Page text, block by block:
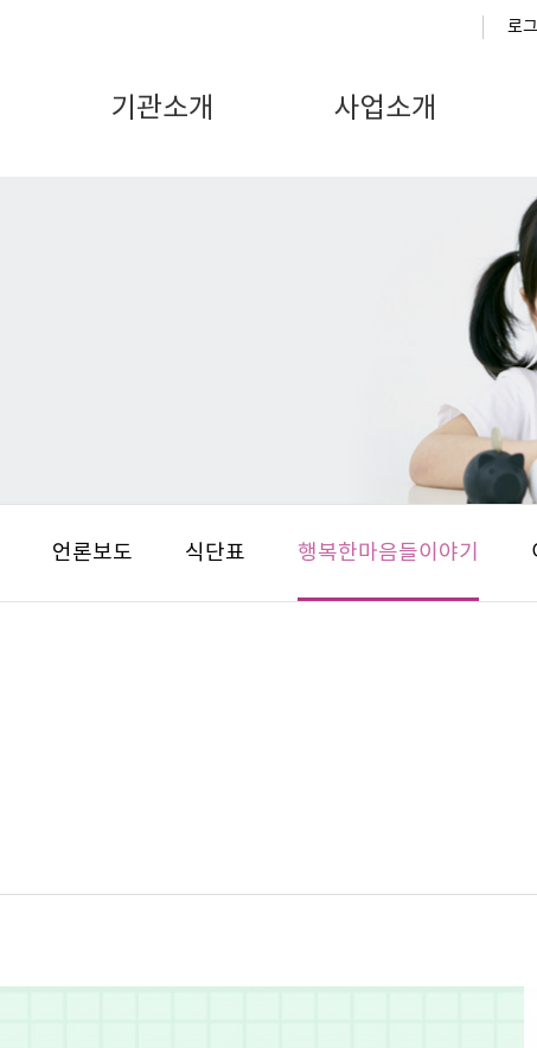
로
기관소개 사업소개
언론보도 식단표 행복한마음들이야기